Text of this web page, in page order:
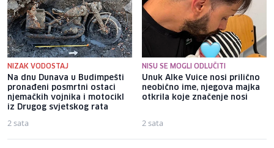
NIZAK VODOSTAJ
Na dnu Dunava u Budimpešti
pronađeni posmrtni ostaci
njemačkih vojnika i motocikl
iz Drugog svjetskog rata
2 sata
NISU SE MOGLI ODLUČITI
Unuk Alke Vuice nosi prilično
neobično ime, njegova majka
otkrila koje značenje nosi
2 sata